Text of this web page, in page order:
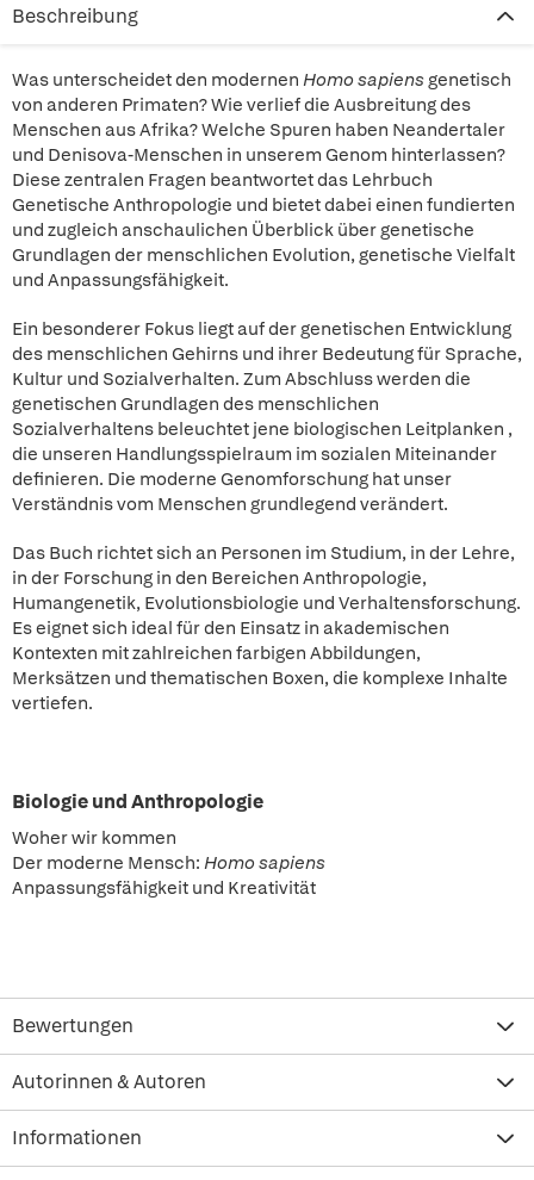
Beschreibung
Was unterscheidet den modernen Homo sapiensgenetisch
von anderen Primaten? Wie verlief die Ausbreitung des
Menschen aus Afrika? Welche Spuren haben Neandertaler
und Denisova-Menschen in unserem Genom hinterlassen?
Diese zentralen Fragen beantwortet das Lehrbuch
Genetische Anthropologie und bietet dabei einen fundierten
und zugleich anschaulichen Überblick über genetische
Grundlagen der menschlichen Evolution, genetische Vielfalt
und Anpassungsfähigkeit.
Ein besonderer Fokus liegt auf der genetischen Entwicklung
des menschlichen Gehirns und ihrer Bedeutung für Sprache,
Kultur und Sozialverhalten. Zum Abschluss werden die
genetischen Grundlagen des menschlichen
Sozialverhaltens beleuchtet jene biologischen Leitplanken ,
die unseren Handlungsspielraum im sozialen Miteinander
definieren. Die moderne Genomforschung hat unser
Verständnis vom Menschen grundlegend verändert.
Das Buch richtet sich an Personen im Studium, in der Lehre,
in der Forschung in den Bereichen Anthropologie,
Humangenetik, Evolutionsbiologie und Verhaltensforschung.
Es eignet sich ideal für den Einsatz in akademischen
Kontexten mit zahlreichen farbigen Abbildungen,
Merksätzen und thematischen Boxen, die komplexe Inhalte
vertiefen.
Biologie und Anthropologie
Woher wir kommen
Der moderne Mensch: Homo sapiens
Anpassungsfähigkeit und Kreativität
Bewertungen
Autorinnen & Autoren
Informationen